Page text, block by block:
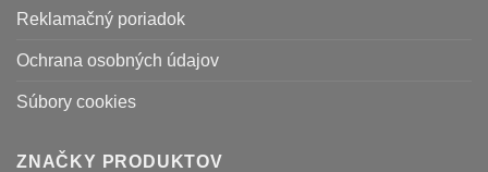
Reklamačný poriadok
Ochrana osobných údajov
Súbory cookies
ZNAČKY PRODUKTOV